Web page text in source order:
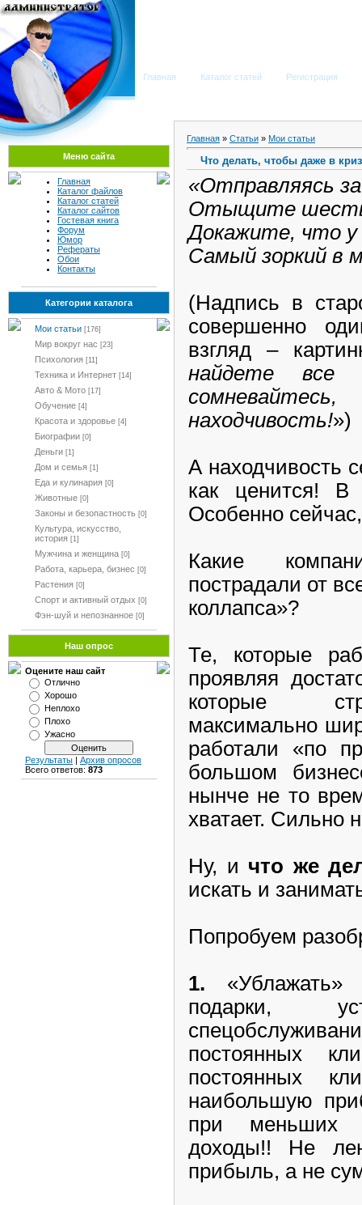
Главная Каталог статей Регистрация
Меню сайта
Главная
Каталог файлов
Каталог статей
Каталог сайтов
Гостевая книга
Форум
Юмор
Рефераты
Обои
Контакты
Категории каталога
Мои статьи [176]
Мир вокруг нас [23]
Психология [11]
Техника и Интернет [14]
Авто & Мото [17]
Обучение [4]
Красота и здоровье [4]
Биографии [0]
Деньги [1]
Дом и семья [1]
Еда и кулинария [0]
Животные [0]
Законы и безопастность [0]
Культура, искусство,
история [1]
Мужчина и женщина [0]
Работа, карьера, бизнес [0]
Растения [0]
Спорт и активный отдых [0]
Фэн-шуй и непознанное [0]
Наш опрос
Оцените наш сайт
Отлично
Хорошо
Неплохо
Плохо
Ужасно
Результаты | Архив опросов
Всего ответов: 873
Главная » Статьи » Мои статьи
Что делать, чтобы даже в
«Отправляясь
Отыщите шесть
Докажите, что у
Самый зоркий в
(Надпись в
совершенно
взгляд –
найдете все
находчивость!»)
А находчивость
как ценится!
Особенно
Какие
пострадали от
коллапса»?
Те, которые
проявляя
которые
максимально
работали «по
большом
нынче не то
хватает. Сильно
Ну, и что же
искать и
Попробуем
1. «Ублажать»
подарки,
постоянных
постоянных
наибольшую
при меньших
доходы!! Не
прибыль, а не